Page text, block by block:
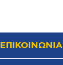
ΕΠΙΚΟΙΝΩΝΙΑ